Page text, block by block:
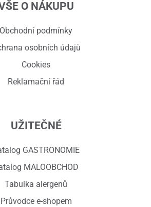
O NÁKUPU
Obchodní podmínky
osobních údajů
Cookies
Reklamační řád
UŽITEČNÉ
GASTRONOMIE
MALOOBCHOD
Tabulka alergenů
Průvodce e-shopem